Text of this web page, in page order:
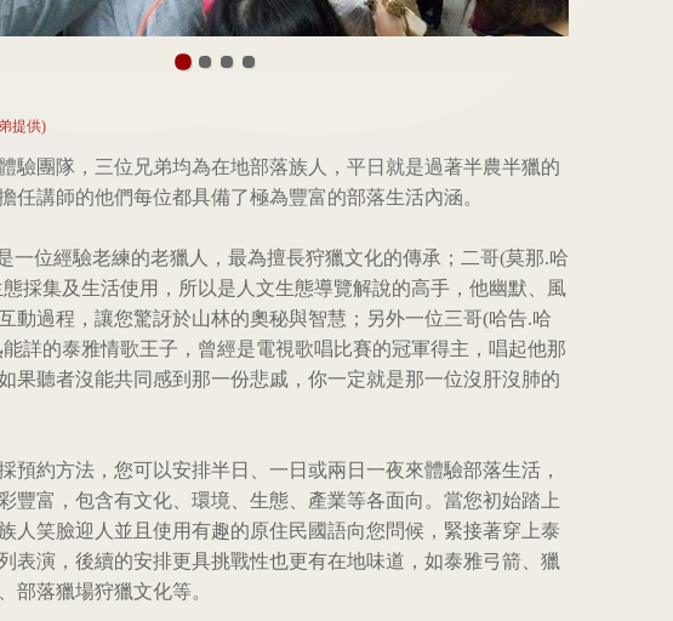
提供)
驗團隊，三位兄弟均為在地部落族人，平日就是過著半農半獵的
任講師的他們每位都具備了極為豐富的部落生活內涵。
一位經驗老練的老獵人，最為擅長狩獵文化的傳承；二哥(莫那.哈
採集及生活使用，所以是人文生態導覽解說的高手，他幽默、風
動過程，讓您驚訝於山林的奧秘與智慧；另外一位三哥(哈告.哈
詳的泰雅情歌王子，曾經是電視歌唱比賽的冠軍得主，唱起他那
如果聽者沒能共同感到那一份悲戚，你一定就是那一位沒肝沒肺的
預約方法，您可以安排半日、一日或兩日一夜來體驗部落生活，
豐富，包含有文化、環境、生態、產業等各面向。當您初始踏上
人笑臉迎人並且使用有趣的原住民國語向您問候，緊接著穿上泰
表演，後續的安排更具挑戰性也更有在地味道，如泰雅弓箭、獵
部落獵場狩獵文化等。